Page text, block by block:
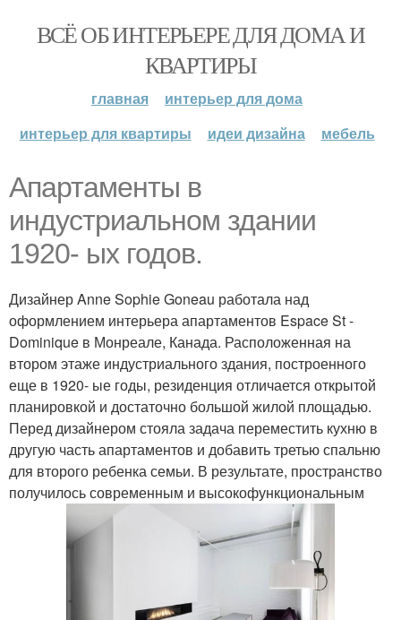
ВСЁ ОБ ИНТЕРЬЕРЕ ДЛЯ ДОМА И
КВАРТИРЫ
главная
интерьер для дома
интерьер для квартиры
идеи дизайна мебель
Апартаменты в
индустриальном здании
1920- ых годов.
Дизайнер Anne Sophie Goneau работала над
оформлением интерьера апартаментов Espace St -
Dominique в Монреале, Канада. Расположенная на
втором этаже индустриального здания, построенного
еще в 1920- ые годы, резиденция отличается открытой
планировкой и достаточно большой жилой площадью.
Перед дизайнером стояла задача переместить кухню в
другую часть апартаментов и добавить третью спальню
для второго ребенка семьи. В результате, пространство
получилось современным и высокофункциональным